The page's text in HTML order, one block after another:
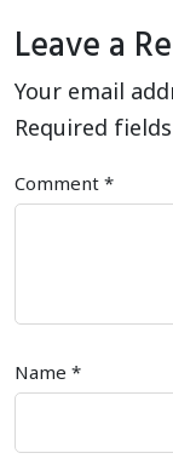
Leave a
Your email
Required
Comment *
Name *